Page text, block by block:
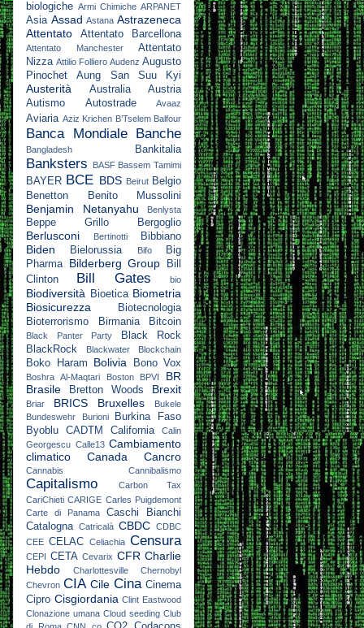
biologiche Armi Chimiche ARPANET
Asia Assad Astana Astrazeneca
Attentato
Attentato Barcellona
Attentato Manchester
Attentato
Nizza Attilio Folliero Audenz Augusto
Pinochet
Aung San Suu Kyi
Austerità Australia
Austria
Autismo
Autostrade Avaaz
Aviaria Aziz Krichen B’Tselem Balfour
Banca Mondiale Banche
Bangladesh Bankitalia
Banksters BASF Bassem Tamimi
BAYER BCE BDS Beirut Belgio
Benetton
Benito Mussolini
Benjamin Netanyahu Benlysta
Beppe Grillo Bergoglio
Berlusconi Bertinotti Bibbiano
Biden Bielorussia Bifo
Big
Pharma
Bilderberg Group
Bill
Clinton
Bill Gates bio
Biodiversità Bioetica Biometria
Biosicurezza
Biotecnologia
Bioterrorismo
Birmania Bitcoin
Black Panter Party
Black Rock
BlackRock
Blackwater Blockchain
Boko Haram Bolivia Bono Vox
Boshra Al-Maqtari Boston BPVI
BR
Brasile
Bretton Woods Brexit
Briar BRICS Bruxelles
Bukele
Bundeswehr
Burioni
Burkina Faso
Byoblu
CADTM California
Calin
Georgescu Calle13 Cambiamento
climatico
Canada Cancro
Cannabis Cannibalismo
Capitalismo
Carbon Tax
CariChieti CARIGE Carles Puigdemont
Carte di Panama
Caschi Bianchi
Catalogna Catricalà CBDC CDBC
CEE CELAC Celiachia Censura
CEPI CETA Cevarix CFR Charlie
Hebdo
Charlottesville
Chernobyl
Chevron CIA Cile Cina Cinema
Cipro Cisgiordania Clint Eastwood
Clonazione umana Cloud seeding Club